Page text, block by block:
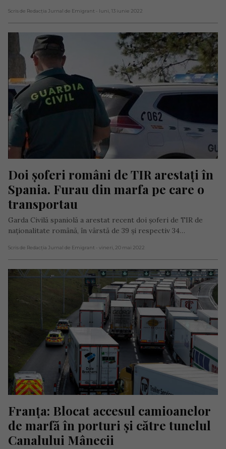
Scris de Redacția Jurnal de Emigrant - luni, 13 iunie 2022
Doi șoferi români de TIR arestați în
Spania. Furau din marfa pe care o
transportau
Garda Civilă spaniolă a arestat recent doi șoferi de TIR de
naționalitate română, în vârstă de 39 şi respectiv 34…
Scris de Redacția Jurnal de Emigrant - vineri, 20 mai 2022
Franța: Blocat accesul camioanelor
de marfă în porturi și către tunelul
Canalului Mânecii